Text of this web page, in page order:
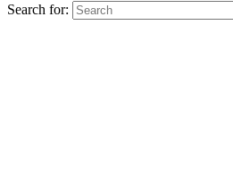
Search for: